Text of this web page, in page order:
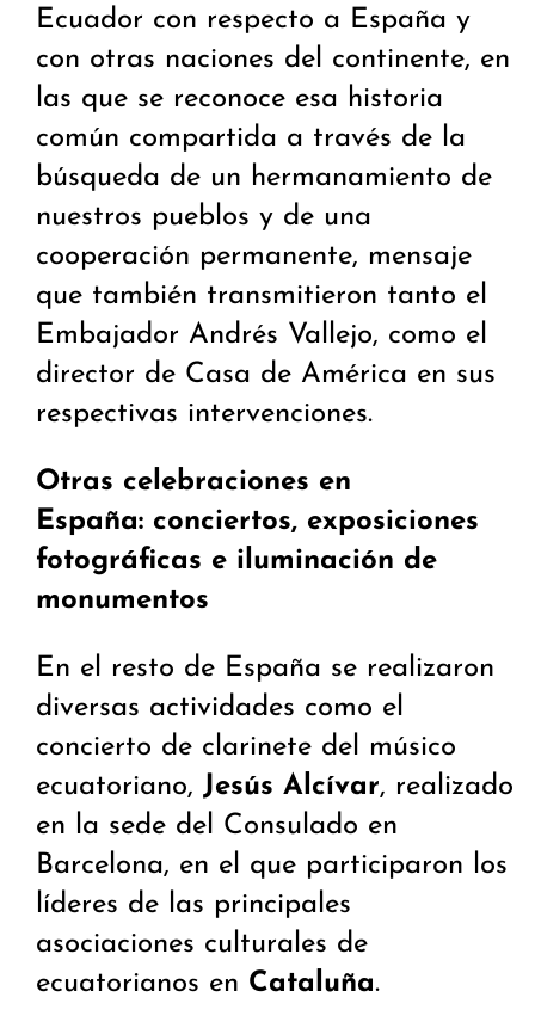
Ecuador con respecto a España y
con otras naciones del continente, en
las que se reconoce esa historia
común compartida a través de la
búsqueda de un hermanamiento de
nuestros pueblos y de una
cooperación permanente, mensaje
que también transmitieron tanto el
Embajador Andrés Vallejo, como el
director de Casa de América en sus
respectivas intervenciones.
Otras celebraciones en
España: conciertos, exposiciones
fotográficas e iluminación de
monumentos
En el resto de España se realizaron
diversas actividades como el
concierto de clarinete del músico
ecuatoriano, Jesús Alcívar, realizado
en la sede del Consulado en
Barcelona, en el que participaron los
líderes de las principales
asociaciones culturales de
ecuatorianos en Cataluña.